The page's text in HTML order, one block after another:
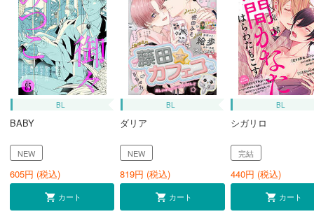
BL
BABY
NEW
605円 (税込)
カート
BL
ダリア
NEW
819円 (税込)
カート
BL
シガリロ
完結
440円 (税込)
カート